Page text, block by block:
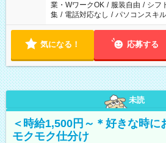
業・WワークOK / 服装自由 / シフ
集 / 電話対応なし / パソコンスキ
気になる！ 応募する
未読
＜時給1,500円～＊好きな時に
モクモク仕分け